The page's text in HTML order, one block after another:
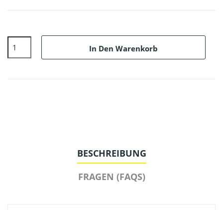
In Den Warenkorb
BESCHREIBUNG
FRAGEN (FAQS)